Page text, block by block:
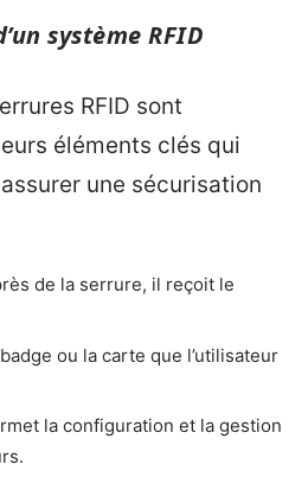
système RFID
RFID sont
éléments clés qui
une sécurisation
de la serrure, il reçoit le
ou la carte que l’utilisateur
la configuration et la gestion